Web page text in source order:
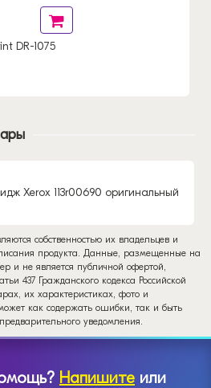
DR-1075
Xerox 113r00690 оригинальный
собственностью их владельцев и
продукта. Данные, размещенные на
и не является публичной офертой,
437 Гражданского кодекса Российской
их характеристиках, фото и
как содержать ошибки, так и быть
уведомления.
Напишите или